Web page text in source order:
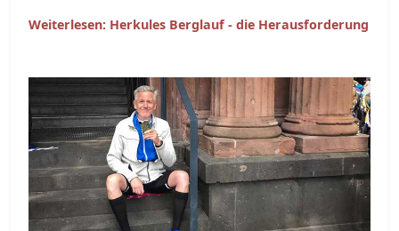
Weiterlesen: Herkules Berglauf - die Herausforderung